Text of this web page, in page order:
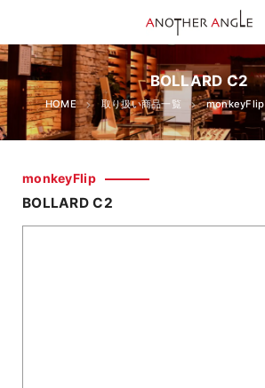
BOLLARD C2
HOME 取り扱い商品一覧 monkeyFlip
monkeyFlip
BOLLARD C2